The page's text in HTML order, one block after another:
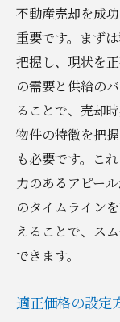
不動産売却を成
重要です。まず
把握し、現状を
の需要と供給の
ることで、売却
物件の特徴を把
も必要です。こ
力のあるアピー
のタイムライン
えることで、ス
できます。
適正価格の設定